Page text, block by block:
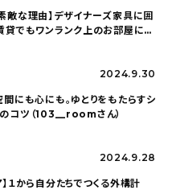
敵な理由】デザイナーズ家具に囲
貸でもワンランク上のお部屋に〜
のこと（_____chika708さん）
2024.9.30
間にも心にも。ゆとりをもたらすシ
コツ（103__roomさん）
2024.9.28
】１から自分たちでつくる外構計